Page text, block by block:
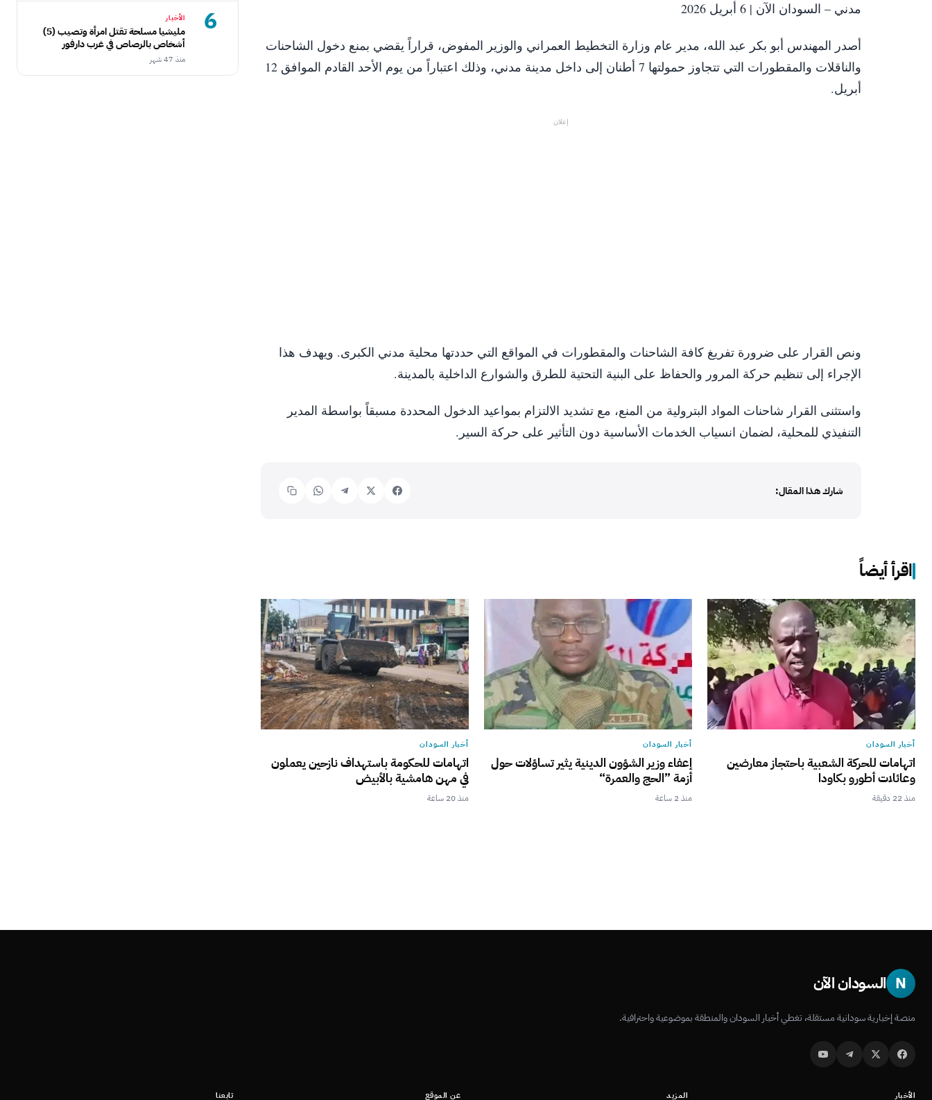
مدني – السودان الآن | 6 أبريل 2026
أصدر المهندس أبو بكر عبد الله، مدير عام وزارة التخطيط العمراني والوزير المفوض، قراراً يقضي بمنع دخول الشاحنات
والناقلات والمقطورات التي تتجاوز حمولتها 7 أطنان إلى داخل مدينة مدني، وذلك اعتباراً من يوم الأحد القادم الموافق 12
أبريل.
إعلان
ونص القرار على ضرورة تفريغ كافة الشاحنات والمقطورات في المواقع التي حددتها محلية مدني الكبرى. ويهدف هذا
الإجراء إلى تنظيم حركة المرور والحفاظ على البنية التحتية للطرق والشوارع الداخلية بالمدينة.
واستثنى القرار شاحنات المواد البترولية من المنع، مع تشديد الالتزام بمواعيد الدخول المحددة مسبقاً بواسطة المدير
التنفيذي للمحلية، لضمان انسياب الخدمات الأساسية دون التأثير على حركة السير.
شارك هذا المقال:
اقرأ أيضاً
أخبار السودان
اتهامات للحركة الشعبية باحتجاز معارضين
وعائلات أطورو بكاودا
منذ 22 دقيقة
أخبار السودان
إعفاء وزير الشؤون الدينية يثير تساؤلات حول
أزمة ”الحج والعمرة“
منذ 2 ساعة
أخبار السودان
اتهامات للحكومة باستهداف نازحين يعملون
في مهن هامشية بالأبيض
منذ 20 ساعة
6 الأخبار
مليشيا مسلحة تقتل امرأة وتصيب (5)
أشخاص بالرصاص في غرب دارفور
منذ 47 شهر
N السودان الآن
منصة إخبارية سودانية مستقلة، تغطي أخبار السودان والمنطقة بموضوعية واحترافية.
الأخبار المزيد عن الموقع تابعنا